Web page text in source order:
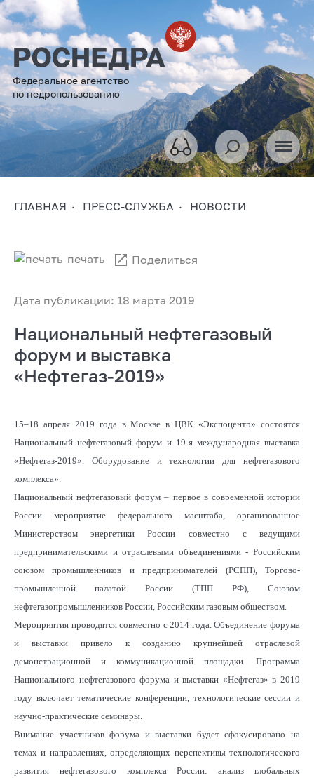
Федеральное агентство
по недропользованию
ГЛАВНАЯ ПРЕСС-СЛУЖБА НОВОСТИ
Дата публикации: 18 марта 2019
печать Поделиться
Национальный нефтегазовый
форум и выставка
«Нефтегаз-2019»
15–18 апреля 2019 года в Москве в ЦВК «Экспоцентр» состоятся
Национальный нефтегазовый форум и 19-я международная выставка
«Нефтегаз-2019». Оборудование и технологии для нефтегазового
комплекса».
Национальный нефтегазовый форум – первое в современной истории
России мероприятие федерального масштаба, организованное
Министерством энергетики России совместно с ведущими
предпринимательскими и отраслевыми объединениями - Российским
союзом промышленников и предпринимателей (РСПП), Торгово-
промышленной палатой России (ТПП РФ), Союзом
нефтегазопромышленников России, Российским газовым обществом.
Мероприятия проводятся совместно с 2014 года. Объединение форума
и выставки привело к созданию крупнейшей отраслевой
демонстрационной и коммуникационной площадки. Программа
Национального нефтегазового форума и выставки «Нефтегаз» в 2019
году включает тематические конференции, технологические сессии и
научно-практические семинары.
Внимание участников форума и выставки будет сфокусировано на
темах и направлениях, определяющих перспективы технологического
развития нефтегазового комплекса России: анализ глобальных